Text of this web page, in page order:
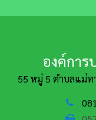
องค์การ
55 หมู่ 5 ตำบลแม่ท